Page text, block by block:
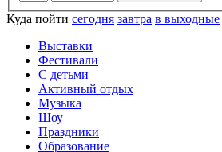
Куда пойти сегодня завтра в выходные
Выставки
Фестивали
С детьми
Активный отдых
Музыка
Шоу
Праздники
Образование